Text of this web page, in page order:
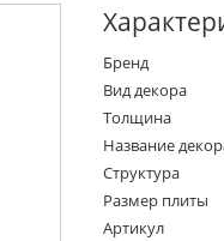
Бренд
Вид декора
Толщина
Название
Структура
Размер плиты
Артикул